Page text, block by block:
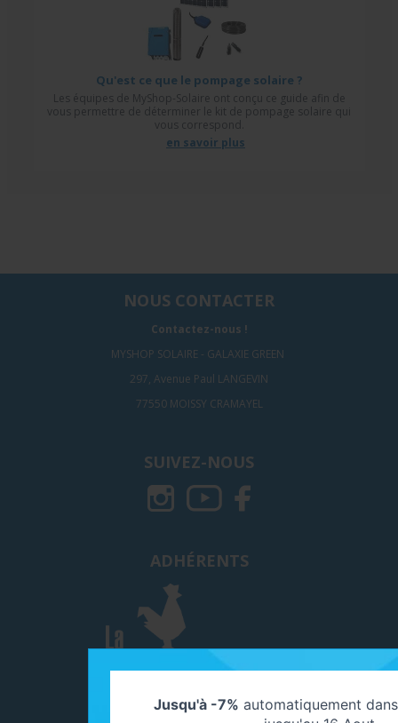
Qu'est ce que le pompage solaire ?
Les équipes de MyShop-Solaire ont conçu ce guide afin de
vous permettre de déterminer le kit de pompage solaire qui
vous correspond.
en savoir plus
Jusqu'à -7% automatiquement
NOUS CONTACTER
Contactez-nous !
MYSHOP SOLAIRE - GALAXIE GREEN
297, Avenue Paul LANGEVIN
77550 MOISSY CRAMAYEL
SUIVEZ-NOUS
ADHÉRENTS